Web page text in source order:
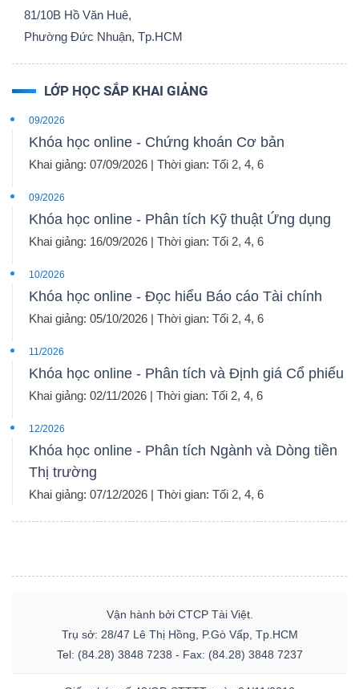
81/10B Hồ Văn Huê,
Phường Đức Nhuận, Tp.HCM
LỚP HỌC SẮP KHAI GIẢNG
09/2026
Khóa học online - Chứng khoán Cơ bản
Khai giảng: 07/09/2026 | Thời gian: Tối 2, 4, 6
09/2026
Khóa học online - Phân tích Kỹ thuật Ứng dụng
Khai giảng: 16/09/2026 | Thời gian: Tối 2, 4, 6
10/2026
Khóa học online - Đọc hiểu Báo cáo Tài chính
Khai giảng: 05/10/2026 | Thời gian: Tối 2, 4, 6
11/2026
Khóa học online - Phân tích và Định giá Cổ phiếu
Khai giảng: 02/11/2026 | Thời gian: Tối 2, 4, 6
12/2026
Khóa học online - Phân tích Ngành và Dòng tiền
Thị trường
Khai giảng: 07/12/2026 | Thời gian: Tối 2, 4, 6
Vận hành bởi CTCP Tài Việt.
Trụ sở: 28/47 Lê Thị Hồng, P.Gò Vấp, Tp.HCM
Tel: (84.28) 3848 7238 - Fax: (84.28) 3848 7237